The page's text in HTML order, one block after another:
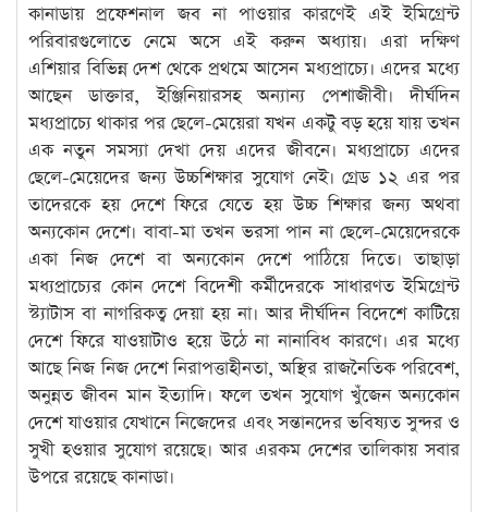
কানাডায় প্রফেশনাল জব না পাওয়ার কারণেই এই ইমিগ্রেন্ট
পরিবারগুলোতে নেমে অসে এই করুন অধ্যায়। এরা দক্ষিণ
এশিয়ার বিভিন্ন দেশ থেকে প্রথমে আসেন মধ্যপ্রাচ্যে। এদের মধ্যে
আছেন ডাক্তার, ইঞ্জিনিয়ারসহ অন্যান্য পেশাজীবী। দীর্ঘদিন
মধ্যপ্রাচ্যে থাকার পর ছেলে-মেয়েরা যখন একটু বড় হয়ে যায় তখন
এক নতুন সমস্যা দেখা দেয় এদের জীবনে। মধ্যপ্রাচ্যে এদের
ছেলে-মেয়েদের জন্য উচ্চশিক্ষার সুযোগ নেই। গ্রেড ১২ এর পর
তাদেরকে হয় দেশে ফিরে যেতে হয় উচ্চ শিক্ষার জন্য অথবা
অন্যকোন দেশে। বাবা-মা তখন ভরসা পান না ছেলে-মেয়েদেরকে
একা নিজ দেশে বা অন্যকোন দেশে পাঠিয়ে দিতে। তাছাড়া
মধ্যপ্রাচ্যের কোন দেশে বিদেশী কর্মীদেরকে সাধারণত ইমিগ্রেন্ট
স্ট্যাটাস বা নাগরিকত্ব দেয়া হয় না। আর দীর্ঘদিন বিদেশে কাটিয়ে
দেশে ফিরে যাওয়াটাও হয়ে উঠে না নানাবিধ কারণে। এর মধ্যে
আছে নিজ নিজ দেশে নিরাপত্তাহীনতা, অস্থির রাজনৈতিক পরিবেশ,
অনুন্নত জীবন মান ইত্যাদি। ফলে তখন সুযোগ খুঁজেন অন্যকোন
দেশে যাওয়ার যেখানে নিজেদের এবং সন্তানদের ভবিষ্যত সুন্দর ও
সুখী হওয়ার সুযোগ রয়েছে। আর এরকম দেশের তালিকায় সবার
উপরে রয়েছে কানাডা।